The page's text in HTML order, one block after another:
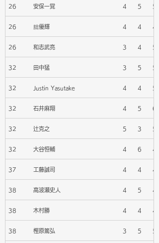
26 安保一覚 4 5 5
26 朏優輝 4 4 4
26 和志武亮 3 4 5
32 田中猛 3 5 5
32 Justin Yasutake 4 4 5
32 石井麻翔 4 5 6
32 辻克之 5 3 5
32 大谷恒輔 4 6 4
37 工藤誠司 4 4 4
38 高波瀬史人 4 5 4
38 木村勝 4 4 4
38 樫原篤弘 3 5 5